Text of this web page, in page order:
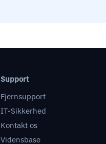
Support
Fjernsupport
IT-Sikkerhed
Kontakt os
Vidensbase